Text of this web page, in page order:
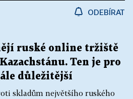
ODEBÍRAT
ruské online tržiště
Ten je pro
důležitější
skladům největšího ruského